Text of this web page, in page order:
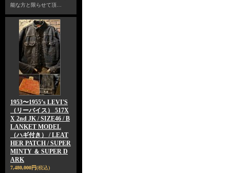
能な方と限らせて頂…
1953〜1955’s LEVI'S
（リーバイス） 517X
X 2nd JK / SIZE46 / B
LANKET MODEL
（ハギ付き） / LEAT
HER PATCH / SUPER
MINTY ＆ SUPER D
ARK
7,480,000円(税込)